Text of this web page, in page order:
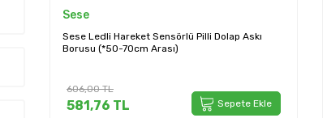
Sese
Sese Ledli Hareket Sensörlü Pilli Dolap Askı
Borusu (*50-70cm Arası)
606,00TL
581,76 TL Sepete Ekle